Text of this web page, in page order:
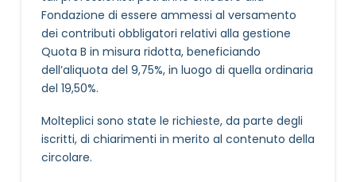
Fondazione di essere ammessi al versamento
dei contributi obbligatori relativi alla gestione
Quota B in misura ridotta, beneficiando
dell’aliquota del 9,75%, in luogo di quella ordinaria
del 19,50%.
Molteplici sono state le richieste, da parte degli
iscritti, di chiarimenti in merito al contenuto della
circolare.